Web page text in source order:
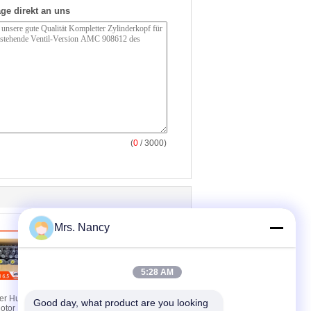
direkt an uns
(0 / 3000)
Hummer
Vollständige
Zylinderkopfmontage
Mrs. Nancy
5:28 AM
Good day, what product are you looking